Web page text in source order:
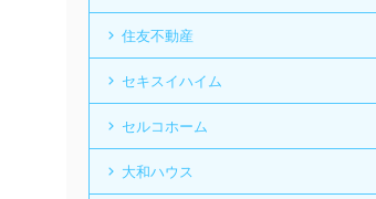
住友不動産
セキスイハイム
セルコホーム
大和ハウス